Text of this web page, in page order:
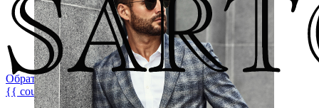
Обратная связь
{{ count }}